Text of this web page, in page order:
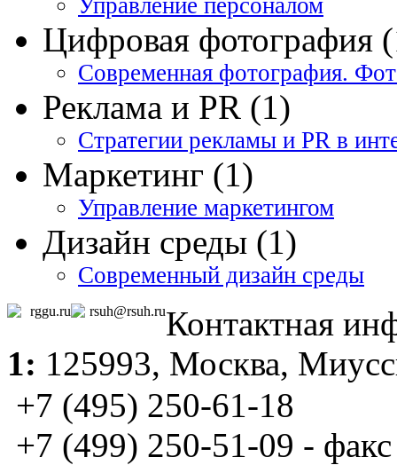
Цифровая фотография
Современная фотография.
Реклама и PR (1)
Стратегии рекламы и PR в
Маркетинг (1)
Управление маркетингом
Дизайн среды (1)
Современный дизайн среды
rggu.ru rsuh@rsuh.ruКонтактная
1: 125993, Москва,
+7 (495) 250-61-18
+7 (499) 250-51-09 - факс